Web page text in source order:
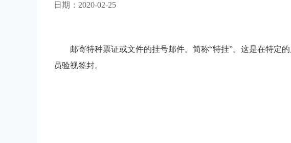
日期：2020-02-25
邮寄特种票证或文件的挂号邮件。简称“特挂”。这是在特定
员验视签封。